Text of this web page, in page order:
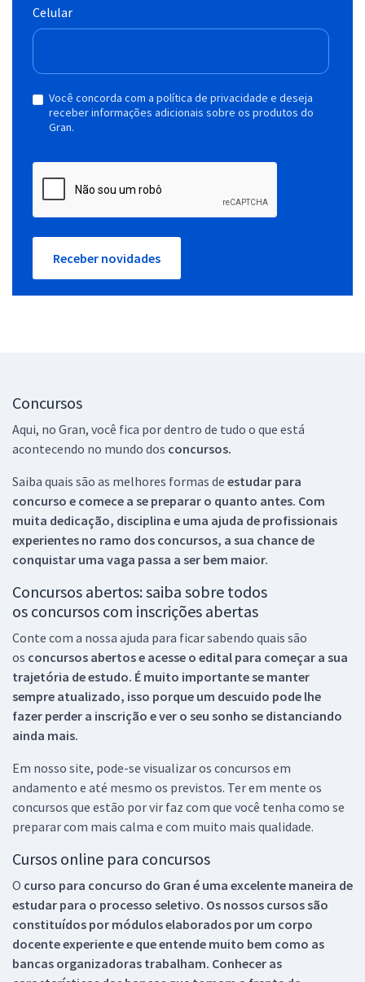
Celular
Você concorda com a política de privacidade e deseja
receber informações adicionais sobre os produtos do
Gran.
Receber novidades
Concursos
Aqui, no Gran, você fica por dentro de tudo o que está
acontecendo no mundo dos concursos.
Saiba quais são as melhores formas de estudar para
concurso e comece a se preparar o quanto antes. Com
muita dedicação, disciplina e uma ajuda de profissionais
experientes no ramo dos concursos, a sua chance de
conquistar uma vaga passa a ser bem maior.
Concursos abertos: saiba sobre todos
os concursos com inscrições abertas
Conte com a nossa ajuda para ficar sabendo quais são
os concursos abertos e acesse o edital para começar a sua
trajetória de estudo. É muito importante se manter
sempre atualizado, isso porque um descuido pode lhe
fazer perder a inscrição e ver o seu sonho se distanciando
ainda mais.
Em nosso site, pode-se visualizar os concursos em
andamento e até mesmo os previstos. Ter em mente os
concursos que estão por vir faz com que você tenha como se
preparar com mais calma e com muito mais qualidade.
Cursos online para concursos
O curso para concurso do Gran é uma excelente maneira de
estudar para o processo seletivo. Os nossos cursos são
constituídos por módulos elaborados por um corpo
docente experiente e que entende muito bem como as
bancas organizadoras trabalham. Conhecer as